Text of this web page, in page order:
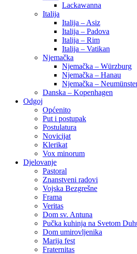
Lackawanna
Italija
Italija – Asiz
Italija – Padova
Italija – Rim
Italija – Vatikan
Njemačka
Njemačka – Würzburg
Njemačka – Hanau
Njemačka –
Danska – Kopenhagen
Odgoj
Općenito
Put i postupak
Postulatura
Novicijat
Klerikat
Vox minorum
Djelovanje
Pastoral
Znanstveni radovi
Vojska Bezgrešne
Frama
Veritas
Dom sv. Antuna
Pučka kuhinja na Svetom
Dom umirovljenika
Marija fest
Fraternitas